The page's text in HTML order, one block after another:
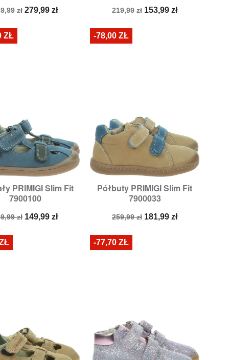
zł Cena
279,99 zł
Cena
219,99 zł Cena
153,99 zł
PRIMIGI Slim Fit
7900100
zł Cena
149,99 zł
Szybki podgląd
23,
ZŁ
Półbuty PRIMIGI Slim Fit
7900033
Cena
259,99 zł Cena
181,99 zł
Szybki podgląd
Rozmiary:23
-78,00 ZŁ
-77,70 ZŁ